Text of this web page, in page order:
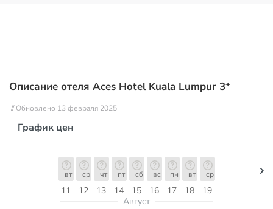
Описание отеля Aces Hotel Kuala Lumpur 3*
// Обновлено 13 февраля 2025
График цен
11
вт
12
ср
13
чт
14
пт
15
сб
16
вс
17
пн
18
вт
19
ср
Август